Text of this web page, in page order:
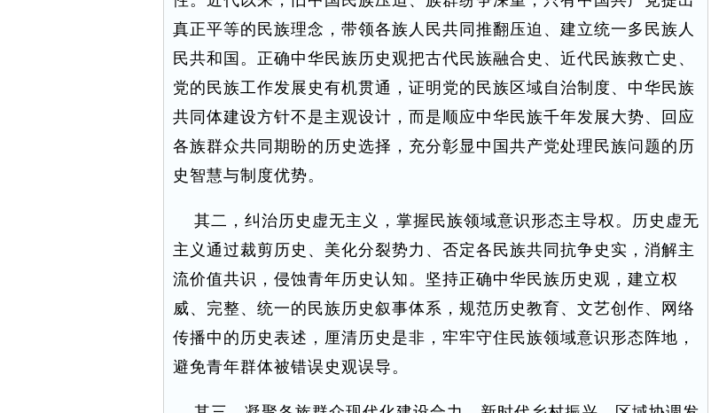
真正平等的民族理念，带领各族人民共同推翻压迫、建立统一多民族人
民共和国。正确中华民族历史观把古代民族融合史、近代民族救亡史、
党的民族工作发展史有机贯通，证明党的民族区域自治制度、中华民族
共同体建设方针不是主观设计，而是顺应中华民族千年发展大势、回应
各族群众共同期盼的历史选择，充分彰显中国共产党处理民族问题的历
史智慧与制度优势。
其二，纠治历史虚无主义，掌握民族领域意识形态主导权。历史虚无
主义通过裁剪历史、美化分裂势力、否定各民族共同抗争史实，消解主
流价值共识，侵蚀青年历史认知。坚持正确中华民族历史观，建立权
威、完整、统一的民族历史叙事体系，规范历史教育、文艺创作、网络
传播中的历史表述，厘清历史是非，牢牢守住民族领域意识形态阵地，
避免青年群体被错误史观误导。